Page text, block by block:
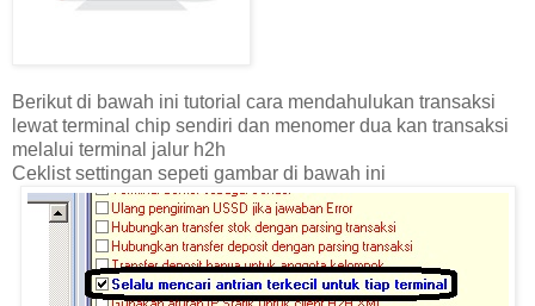
Berikut di bawah ini tutorial cara mendahulukan transaksi
lewat terminal chip sendiri dan menomer dua kan transaksi
melalui terminal jalur h2h
Ceklist settingan sepeti gambar di bawah ini